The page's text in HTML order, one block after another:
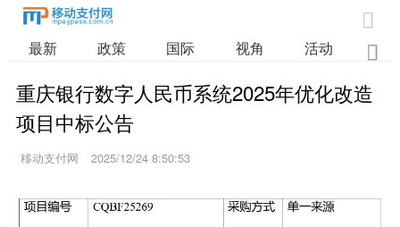

最新 政策 国际 视角 活动 业

重庆银行数字人民币系统2025年优化改造
项目中标公告
移动支付网 2025/12/24 8:50:53